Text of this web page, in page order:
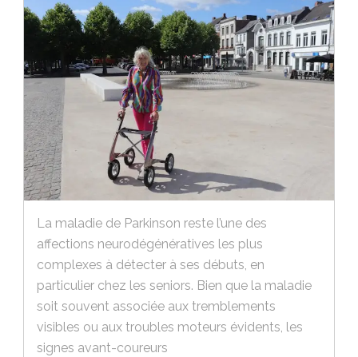
La maladie de Parkinson reste l’une des
affections neurodégénératives les plus
complexes à détecter à ses débuts, en
particulier chez les seniors. Bien que la maladie
soit souvent associée aux tremblements
visibles ou aux troubles moteurs évidents, les
signes avant-coureurs